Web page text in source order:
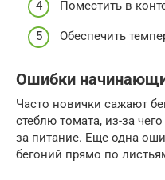
Поместить в
Обеспечить
Ошибки
Часто новички сажают
стеблю томата, из-за
за питание. Еще одна
бегоний прямо по